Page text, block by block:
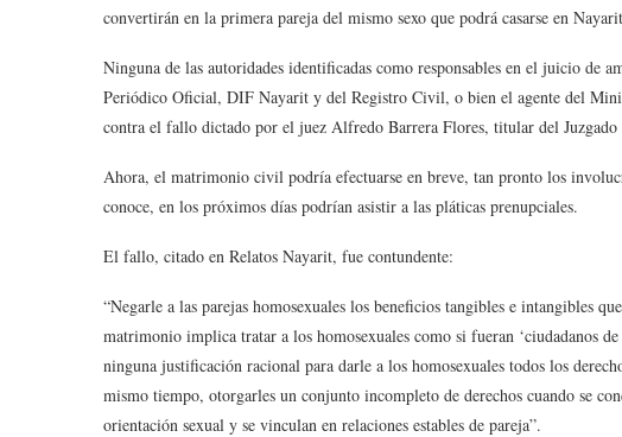
convertirán en la primera pareja del mismo sexo que podrá casarse en
Ninguna de las autoridades identificadas como responsables en el juicio de
Periódico Oficial, DIF Nayarit y del Registro Civil, o bien el agente del
contra el fallo dictado por el juez Alfredo Barrera Flores, titular del
Ahora, el matrimonio civil podría efectuarse en breve, tan pronto los
conoce, en los próximos días podrían asistir a las pláticas prenupciales.
El fallo, citado en Relatos Nayarit, fue contundente:
“Negarle a las parejas homosexuales los beneficios tangibles e intangibles
matrimonio implica tratar a los homosexuales como si fueran ‘ciudadanos
ninguna justificación racional para darle a los homosexuales todos los
mismo tiempo, otorgarles un conjunto incompleto de derechos cuando se
orientación sexual y se vinculan en relaciones estables de pareja”.